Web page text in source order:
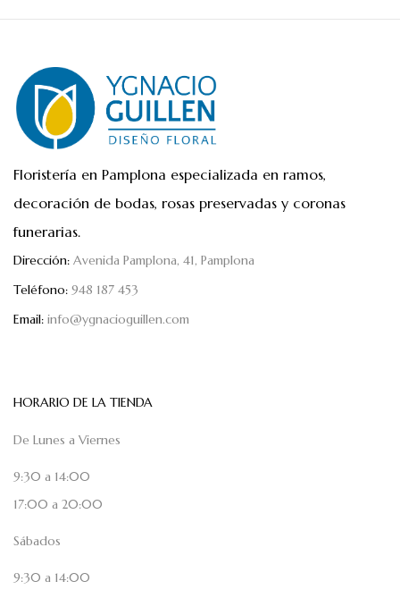
Floristería en Pamplona especializada en ramos,
decoración de bodas, rosas preservadas y coronas
funerarias.
Dirección: Avenida Pamplona, 41, Pamplona
Teléfono: 948 187 453
Email: info@ygnacioguillen.com
HORARIO DE LA TIENDA
De Lunes a Viernes
9:30 a 14:00
17:00 a 20:00
Sábados
9:30 a 14:00